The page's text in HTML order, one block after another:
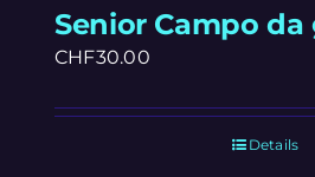
Senior Campo da
CHF30.00
Details